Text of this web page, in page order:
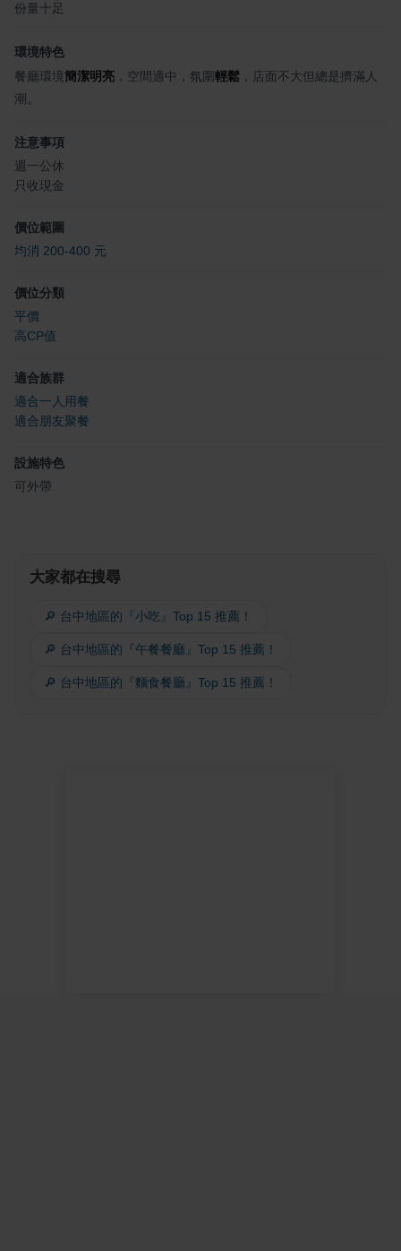
份量十足
環境特色
餐廳環境簡潔明亮 ，空間適中，氛圍輕鬆 ，店面不大但總是擠滿人
潮。
注意事項
週一公休
只收現金
價位範圍
均消 200-400 元
價位分類
平價
高CP值
適合族群
適合一人用餐
適合朋友聚餐
設施特色
可外帶
大家都在搜尋
🔎 台中地區的『小吃』Top 15 推薦！
🔎 台中地區的『午餐餐廳』Top 15 推薦！
🔎 台中地區的『麵食餐廳』Top 15 推薦！